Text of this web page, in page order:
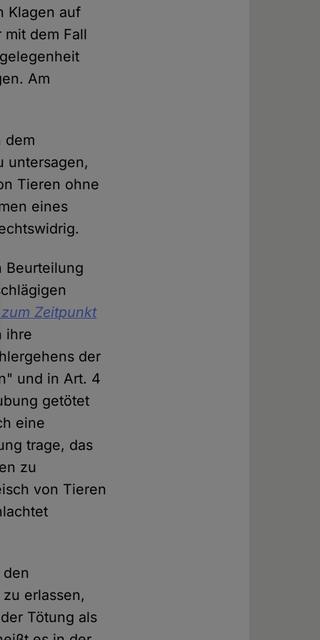
Klagen auf
dem Fall
Am
dem
untersagen,
Tieren ohne
eines
Beurteilung
Zeitpunkt
ihre
der
und in Art. 4
getötet
eine
trage, das
zu
von Tieren
erlassen,
Tötung als